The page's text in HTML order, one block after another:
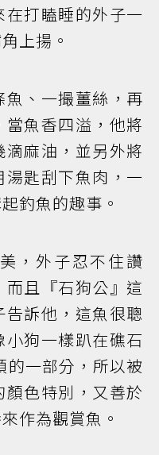
打瞌睡的外子一
上揚。
、一撮薑絲，再
魚香四溢，他將
麻油，並另外將
匙刮下魚肉，一
釣魚的趣事。
，外子忍不住讚
且『石狗公』這
訴他，這魚很聰
狗一樣趴在礁石
的一部分，所以被
色特別，又善於
作為觀賞魚。